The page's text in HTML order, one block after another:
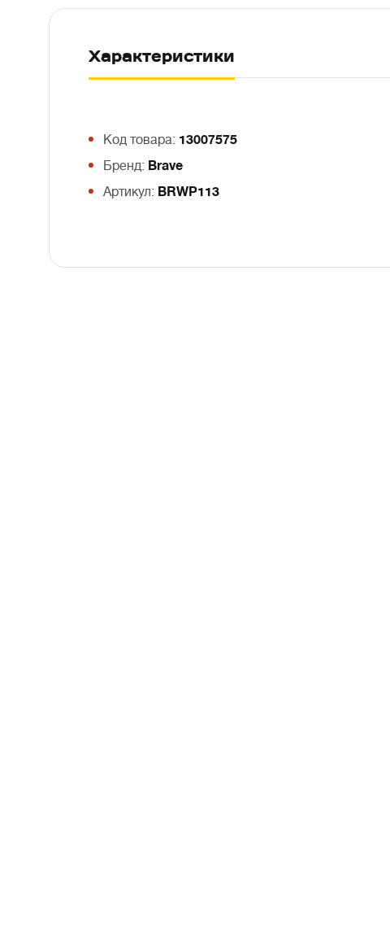
Характеристики
Код товара: 13007575
Бренд: Brave
Артикул: BRWP113